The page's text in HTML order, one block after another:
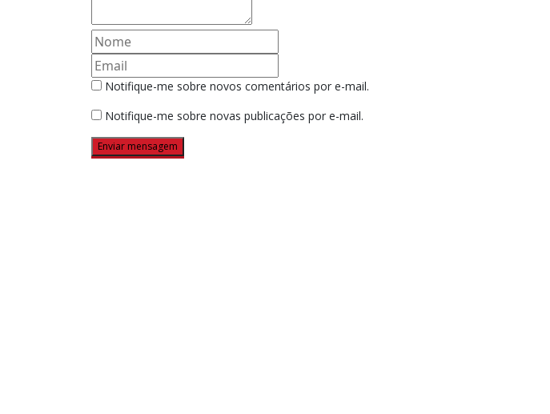
Notifique-me sobre novos comentários por e-mail.
Notifique-me sobre novas publicações por e-mail.